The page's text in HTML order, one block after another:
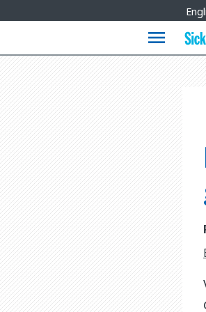
Languages
menu